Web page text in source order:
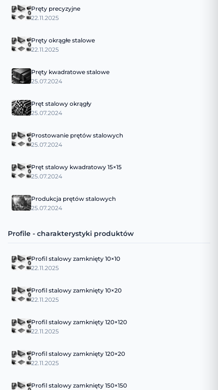
Pręty precyzyjne
22.11.2025
Pręty okrągłe stalowe
22.11.2025
Pręty kwadratowe stalowe
25.07.2024
Pręt stalowy okrągły
25.07.2024
Prostowanie prętów stalowych
25.07.2024
Pręt stalowy kwadratowy 15×15
25.07.2024
Produkcja prętów stalowych
25.07.2024
Profile - charakterystyki produktów
Profil stalowy zamknięty 10×10
22.11.2025
Profil stalowy zamknięty 10×20
22.11.2025
Profil stalowy zamknięty 120×120
22.11.2025
Profil stalowy zamknięty 120×20
22.11.2025
Profil stalowy zamknięty 150×150